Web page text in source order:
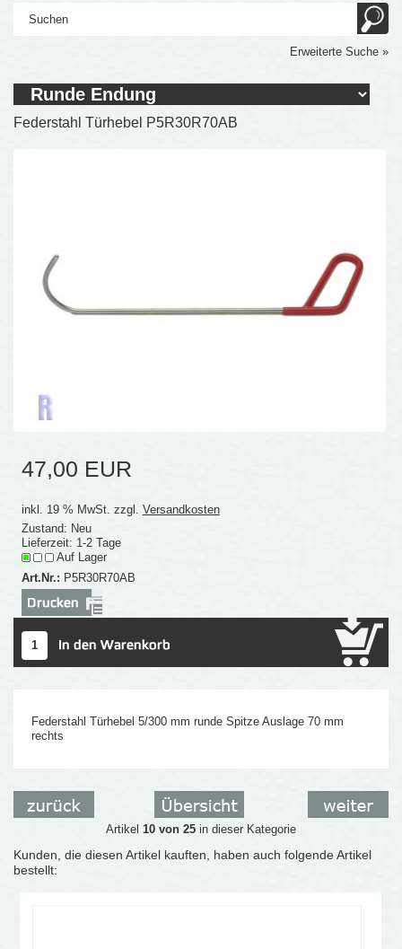
Erweiterte Suche »
Federstahl Türhebel P5R30R70AB
47,00 EUR
inkl. 19 % MwSt. zzgl. Versandkosten
Zustand: Neu
Lieferzeit: 1-2 Tage
Auf Lager
Art.Nr.: P5R30R70AB
Federstahl Türhebel 5/300 mm runde Spitze Auslage 70 mm
rechts
Artikel 10 von 25in dieser Kategorie
Kunden, die diesen Artikel kauften, haben auch folgende Artikel
bestellt: